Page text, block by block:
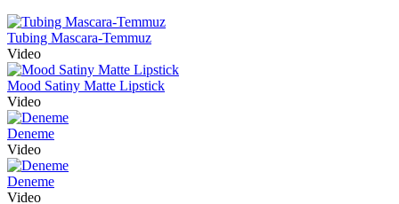
Tubing Mascara-Temmuz
Video
Mood Satiny Matte Lipstick
Video
Deneme
Video
Deneme
Video